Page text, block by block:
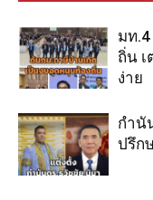
มท
ถิ่น
ง่าย
กำนั
ปรึก